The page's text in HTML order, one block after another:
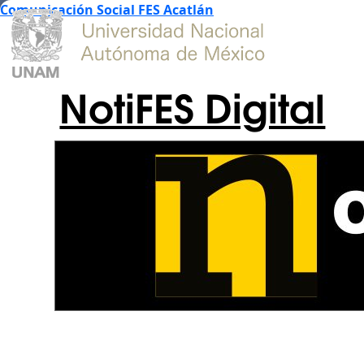
Comunicación Social FES Acatlán
NotiFES Digital